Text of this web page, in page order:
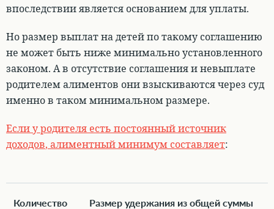
впоследствии является основанием для уплаты.
Но размер выплат на детей по такому соглашению
не может быть ниже минимально установленного
законом. А в отсутствие соглашения и невыплате
родителем алиментов они взыскиваются через суд
именно в таком минимальном размере.
Если у родителя есть постоянный источник
доходов, алиментный минимум составляет:
Количество
Размер удержания из общей суммы